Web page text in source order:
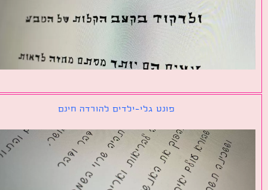
פונט גלי-ילדים להורדה חינם